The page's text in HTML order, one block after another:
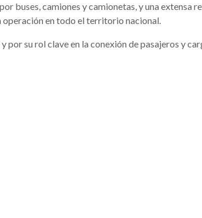
buses, camiones y camionetas, y una extensa
operación en todo el territorio nacional.
su rol clave en la conexión de pasajeros y